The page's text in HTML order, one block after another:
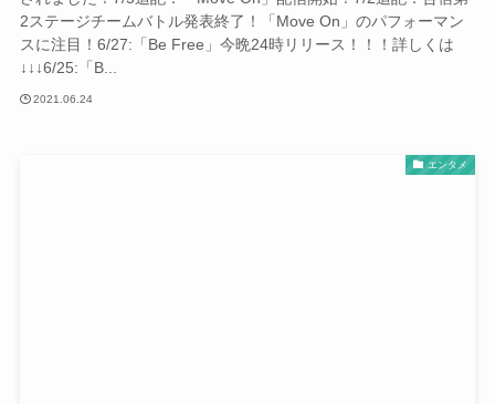
2ステージチームバトル発表終了！「Move On」のパフォーマン
スに注目！6/27:「Be Free」今晩24時リリース！！！詳しくは
↓↓↓6/25:「B...
2021.06.24
エンタメ